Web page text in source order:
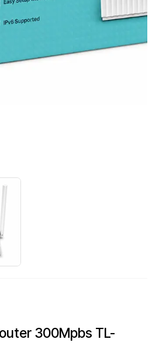
300Mpbs TL-